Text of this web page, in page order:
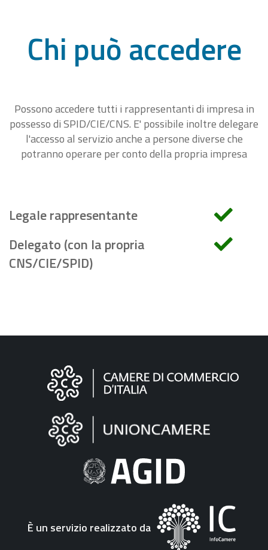
Chi può accedere
Possono accedere tutti i rappresentanti di impresa in
possesso di SPID/CIE/CNS. E' possibile inoltre delegare
l'accesso al servizio anche a persone diverse che
potranno operare per conto della propria impresa
Legale rappresentante
Delegato (con la propria
CNS/CIE/SPID)
Informazioni
"Fattura
Elettronica"
È un servizio realizzato da